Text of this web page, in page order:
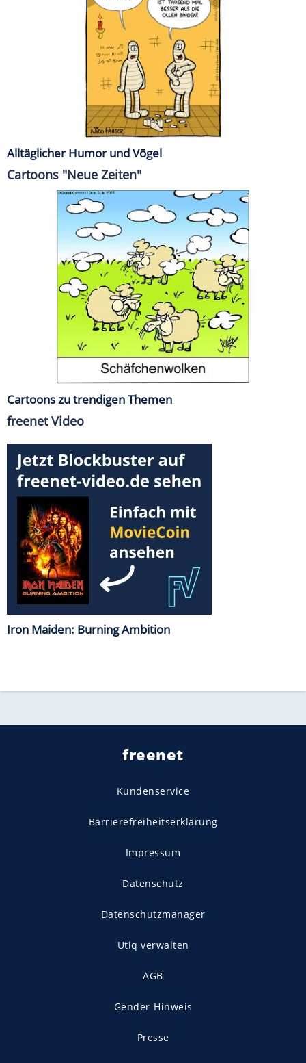
Alltäglicher Humor und Vögel
Cartoons "Neue Zeiten"
Cartoons zu trendigen Themen
freenet Video
Iron Maiden: Burning Ambition
freenet
Kundenservice
Barrierefreiheitserklärung
Impressum
Datenschutz
Datenschutzmanager
Utiq verwalten
AGB
Gender-Hinweis
Presse